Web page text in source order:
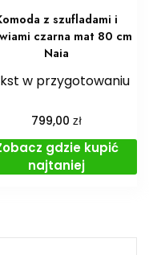
z szufladami i
czarna mat 80 cm
Naia
w przygotowaniu
799,00zł
gdzie kupić
najtaniej